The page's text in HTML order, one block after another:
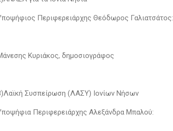
Περιφερειάρχης Θεόδωρος Γαλιατσάτος:
Κυριάκος, δημοσιογράφος
Συσπείρωση (ΛΑΣΥ) Ιονίων Νήσων
Περιφερειάρχης Αλεξάνδρα Μπαλού: